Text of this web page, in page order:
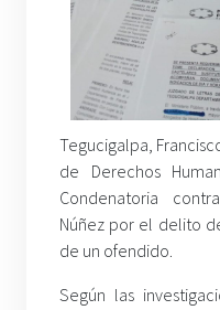
Tegucigalpa,
de Derechos
Condenatoria
Núñez por el delito
de un ofendido.
Según las